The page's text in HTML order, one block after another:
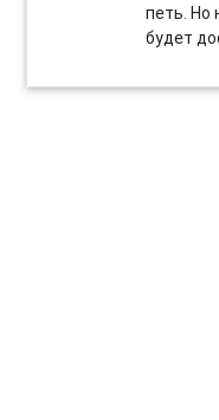
петь. Но
будет